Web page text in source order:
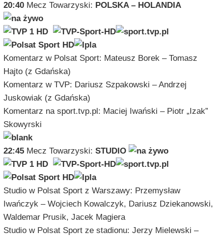
20:40 Mecz Towarzyski: POLSKA – HOLANDIA
Komentarz w Polsat Sport: Mateusz Borek – Tomasz
Hajto (z Gdańska)
Komentarz w TVP: Dariusz Szpakowski – Andrzej
Juskowiak (z Gdańska)
Komentarz na sport.tvp.pl: Maciej Iwański – Piotr „Izak”
Skowyrski
22:45 Mecz Towarzyski: STUDIO
Studio w Polsat Sport z Warszawy: Przemysław
Iwańczyk – Wojciech Kowalczyk, Dariusz Dziekanowski,
Waldemar Prusik, Jacek Magiera
Studio w Polsat Sport ze stadionu: Jerzy Mielewski –